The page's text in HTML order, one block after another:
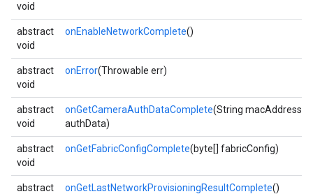
void
abstract
void
onEnableNetworkComplete()
abstract
void
onError(Throwable err)
abstract
void
onGetCameraAuthDataComplete(String macAddress,
authData)
abstract
void
onGetFabricConfigComplete(byte[] fabricConfig)
abstract
onGetLastNetworkProvisioningResultComplete()